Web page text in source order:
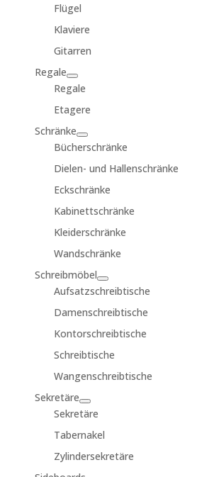
Flügel
Klaviere
Gitarren
Regale
Regale
Etagere
Schränke
Bücherschränke
Dielen- und Hallenschränke
Eckschränke
Kabinettschränke
Kleiderschränke
Wandschränke
Schreibmöbel
Aufsatzschreibtische
Damenschreibtische
Kontorschreibtische
Schreibtische
Wangenschreibtische
Sekretäre
Sekretäre
Tabernakel
Zylindersekretäre